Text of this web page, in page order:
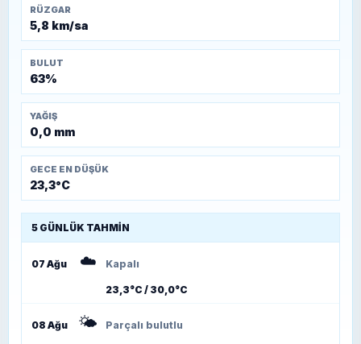
RÜZGAR
5,8 km/sa
BULUT
63%
YAĞIŞ
0,0 mm
GECE EN DÜŞÜK
23,3°C
5 GÜNLÜK TAHMIN
07 Ağu ☁️ Kapalı
23,3°C / 30,0°C
08 Ağu 🌤️ Parçalı bulutlu